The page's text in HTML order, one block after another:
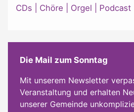
CDs Chöre Orgel Podcast
Die Mail zum Sonntag
Mit unserem Newsletter
Veranstaltung und erhalten
unserer Gemeinde